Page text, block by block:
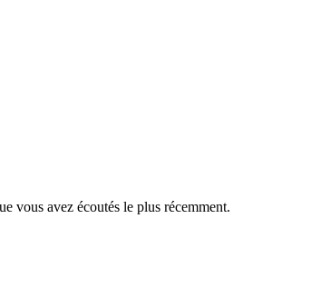
vous avez écoutés le plus récemment.